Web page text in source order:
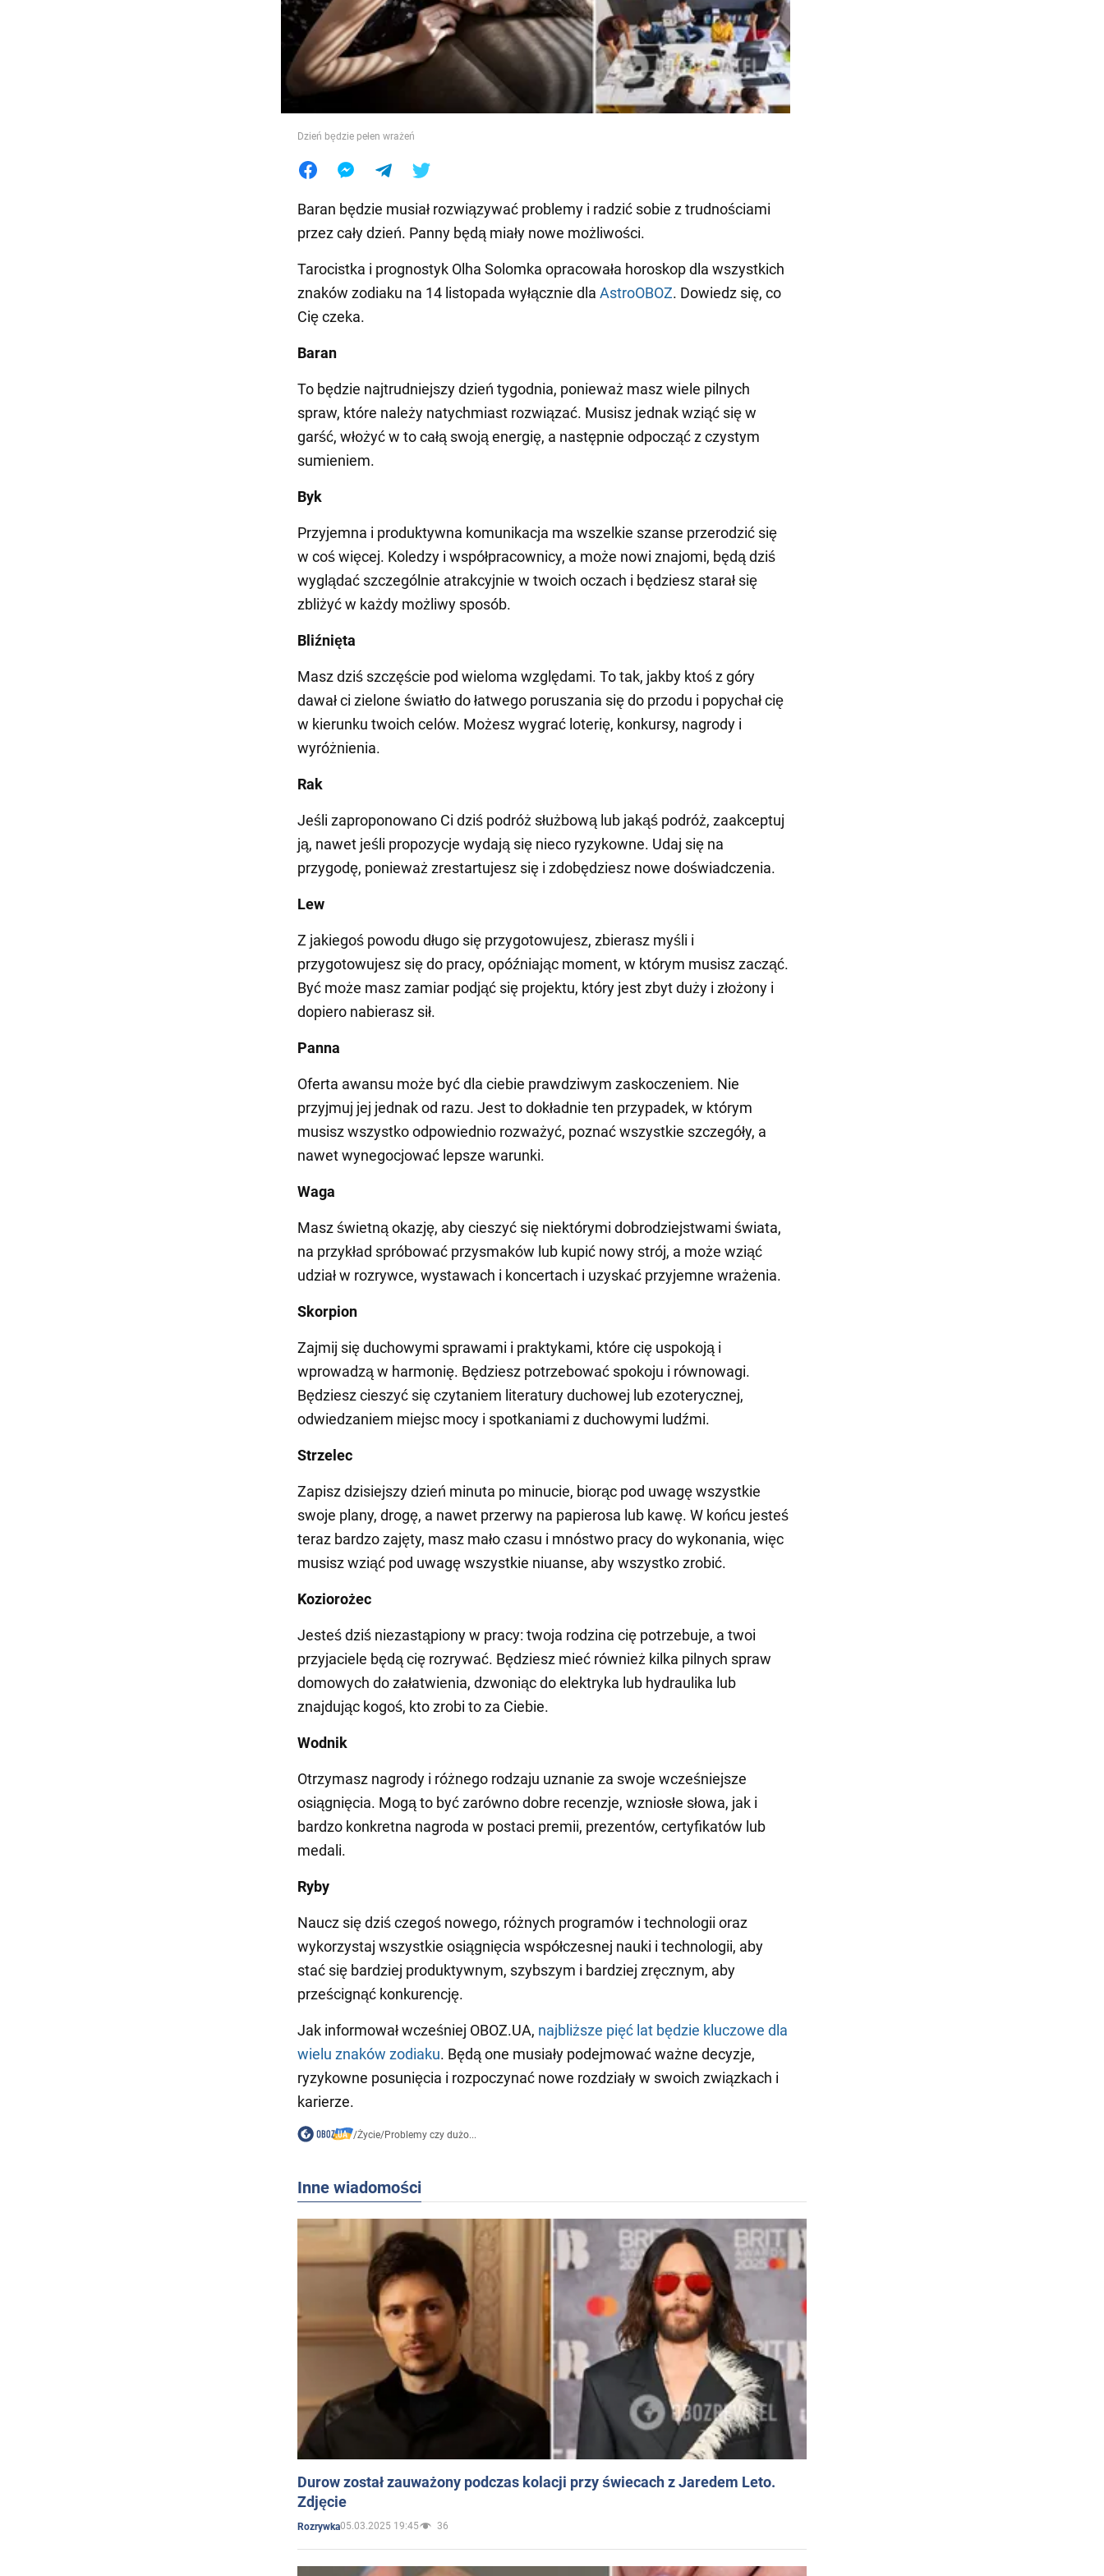
Jedzenie
Dzień będzie pełen wrażeń
Baran będzie musiał rozwiązywać problemy i radzić sobie z trudnościami
przez cały dzień. Panny będą miały nowe możliwości.
Tarocistka i prognostyk Olha Solomka opracowała horoskop dla wszystkich
znaków zodiaku na 14 listopada wyłącznie dla AstroOBOZ. Dowiedz się, co
Cię czeka.
Baran
To będzie najtrudniejszy dzień tygodnia, ponieważ masz wiele pilnych
spraw, które należy natychmiast rozwiązać. Musisz jednak wziąć się w
garść, włożyć w to całą swoją energię, a następnie odpocząć z czystym
sumieniem.
Byk
Przyjemna i produktywna komunikacja ma wszelkie szanse przerodzić się
w coś więcej. Koledzy i współpracownicy, a może nowi znajomi, będą dziś
wyglądać szczególnie atrakcyjnie w twoich oczach i będziesz starał się
zbliżyć w każdy możliwy sposób.
Bliźnięta
Masz dziś szczęście pod wieloma względami. To tak, jakby ktoś z góry
dawał ci zielone światło do łatwego poruszania się do przodu i popychał cię
w kierunku twoich celów. Możesz wygrać loterię, konkursy, nagrody i
wyróżnienia.
Rak
Jeśli zaproponowano Ci dziś podróż służbową lub jakąś podróż, zaakceptuj
ją, nawet jeśli propozycje wydają się nieco ryzykowne. Udaj się na
przygodę, ponieważ zrestartujesz się i zdobędziesz nowe doświadczenia.
Lew
Z jakiegoś powodu długo się przygotowujesz, zbierasz myśli i
przygotowujesz się do pracy, opóźniając moment, w którym musisz zacząć.
Być może masz zamiar podjąć się projektu, który jest zbyt duży i złożony i
dopiero nabierasz sił.
Panna
Oferta awansu może być dla ciebie prawdziwym zaskoczeniem. Nie
przyjmuj jej jednak od razu. Jest to dokładnie ten przypadek, w którym
musisz wszystko odpowiednio rozważyć, poznać wszystkie szczegóły, a
nawet wynegocjować lepsze warunki.
Waga
Masz świetną okazję, aby cieszyć się niektórymi dobrodziejstwami świata,
na przykład spróbować przysmaków lub kupić nowy strój, a może wziąć
udział w rozrywce, wystawach i koncertach i uzyskać przyjemne wrażenia.
Skorpion
Zajmij się duchowymi sprawami i praktykami, które cię uspokoją i
wprowadzą w harmonię. Będziesz potrzebować spokoju i równowagi.
Będziesz cieszyć się czytaniem literatury duchowej lub ezoterycznej,
odwiedzaniem miejsc mocy i spotkaniami z duchowymi ludźmi.
Strzelec
Zapisz dzisiejszy dzień minuta po minucie, biorąc pod uwagę wszystkie
swoje plany, drogę, a nawet przerwy na papierosa lub kawę. W końcu jesteś
teraz bardzo zajęty, masz mało czasu i mnóstwo pracy do wykonania, więc
musisz wziąć pod uwagę wszystkie niuanse, aby wszystko zrobić.
Koziorożec
Jesteś dziś niezastąpiony w pracy: twoja rodzina cię potrzebuje, a twoi
przyjaciele będą cię rozrywać. Będziesz mieć również kilka pilnych spraw
domowych do załatwienia, dzwoniąc do elektryka lub hydraulika lub
znajdując kogoś, kto zrobi to za Ciebie.
Wodnik
Otrzymasz nagrody i różnego rodzaju uznanie za swoje wcześniejsze
osiągnięcia. Mogą to być zarówno dobre recenzje, wzniosłe słowa, jak i
bardzo konkretna nagroda w postaci premii, prezentów, certyfikatów lub
medali.
Ryby
Naucz się dziś czegoś nowego, różnych programów i technologii oraz
wykorzystaj wszystkie osiągnięcia współczesnej nauki i technologii, aby
stać się bardziej produktywnym, szybszym i bardziej zręcznym, aby
prześcignąć konkurencję.
Jak informował wcześniej OBOZ.UA, najbliższe pięć lat będzie kluczowe dla
wielu znaków zodiaku. Będą one musiały podejmować ważne decyzje,
ryzykowne posunięcia i rozpoczynać nowe rozdziały w swoich związkach i
karierze.
/Życie/Problemy czy dużo...
Inne wiadomości
Durow został zauważony podczas kolacji przy świecach z Jaredem Leto.
Zdjęcie
Rozrywka05.03.2025 19:45 36